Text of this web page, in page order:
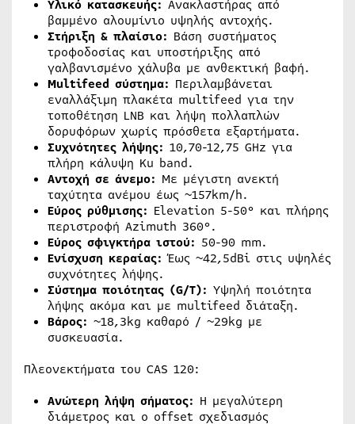
Υλικό κατασκευής: Ανακλαστήρας από
βαμμένο αλουμίνιο υψηλής αντοχής.
Στήριξη & πλαίσιο: Βάση συστήματος
τροφοδοσίας και υποστήριξης από
γαλβανισμένο χάλυβα με ανθεκτική βαφή.
Multifeed σύστημα: Περιλαμβάνεται
εναλλάξιμη πλακέτα multifeed για την
τοποθέτηση LNB και λήψη πολλαπλών
δορυφόρων χωρίς πρόσθετα εξαρτήματα.
Συχνότητες λήψης: 10,70-12,75 GHz για
πλήρη κάλυψη Ku band.
Αντοχή σε άνεμο: Με μέγιστη ανεκτή
ταχύτητα ανέμου έως ~157km/h.
Εύρος ρύθμισης: Elevation 5-50° και πλήρης
περιστροφή Azimuth 360°.
Εύρος σφιγκτήρα ιστού: 50-90 mm.
Ενίσχυση κεραίας:Έως ~42,5dBi στις υψηλές
συχνότητες λήψης.
Σύστημα ποιότητας (G/T): Υψηλή ποιότητα
λήψης ακόμα και με multifeed διάταξη.
Βάρος: ~18,3kg καθαρό / ~29kg με
συσκευασία.
Πλεονεκτήματα του CAS 120:
Ανώτερη λήψη σήματος: Η μεγαλύτερη
διάμετρος και ο offset σχεδιασμός